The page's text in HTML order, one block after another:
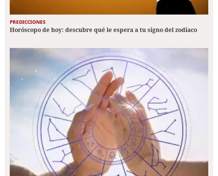
PREDICCIONES
Horóscopo de hoy: descubre qué le espera a tu signo del zodiaco